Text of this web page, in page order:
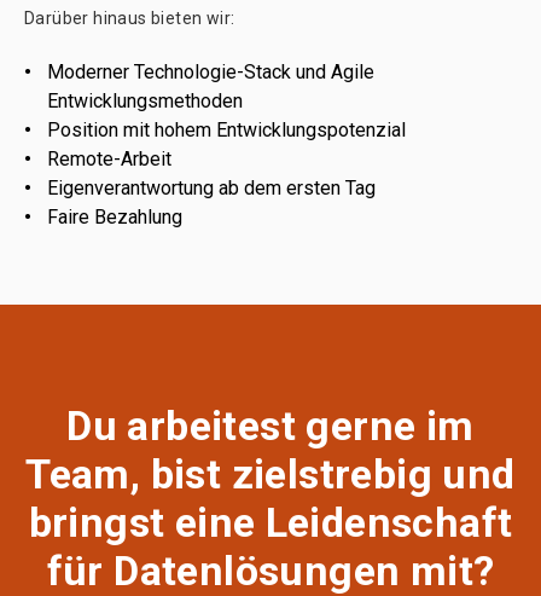
Darüber hinaus bieten wir:
Moderner Technologie-Stack und Agile
Entwicklungsmethoden
Position mit hohem Entwicklungspotenzial
Remote-Arbeit
Eigenverantwortung ab dem ersten Tag
Faire Bezahlung
Du arbeitest gerne im
Team, bist zielstrebig und
bringst eine Leidenschaft
für Datenlösungen mit?